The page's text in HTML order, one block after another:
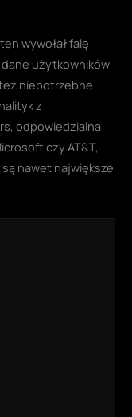
wywołał falę
użytkowników
niepotrzebne
z
odpowiedzialna
czy AT&T,
nawet największe